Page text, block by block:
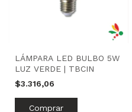
LÁMPARA LED BULBO 5W
LUZ VERDE | TBCIN
$3.316,06